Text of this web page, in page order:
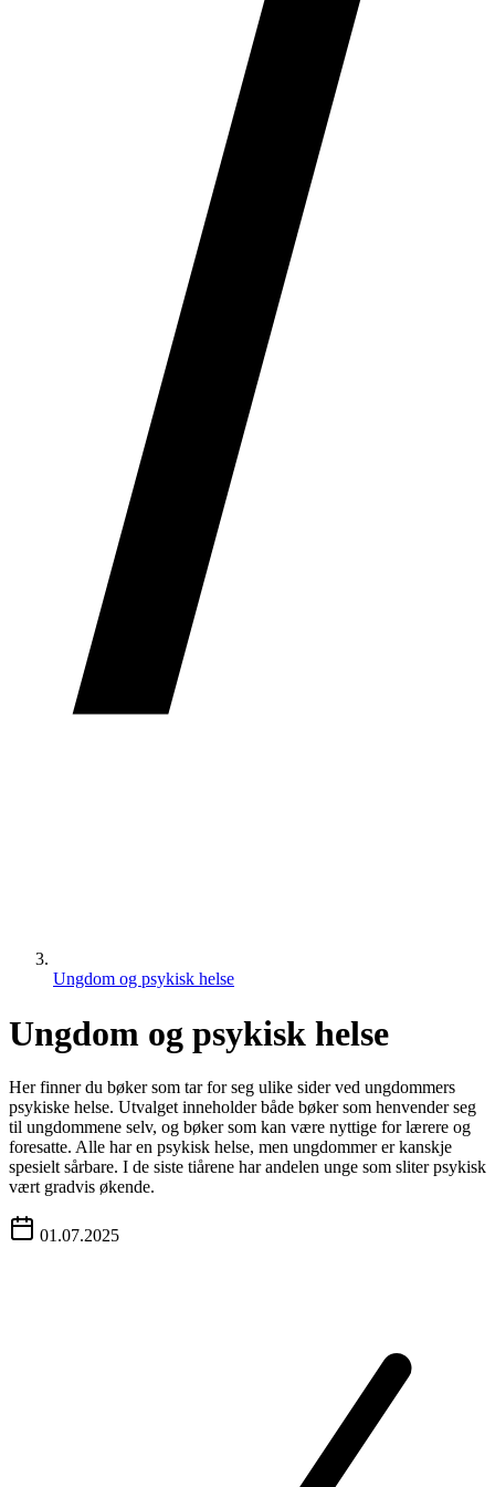
Ungdom og psykisk helse
Ungdom og psykisk helse
Her finner du bøker som tar for seg ulike sider ved ungdommers
psykiske helse. Utvalget inneholder både bøker som henvender seg
til ungdommene selv, og bøker som kan være nyttige for lærere og
foresatte. Alle har en psykisk helse, men ungdommer er kanskje
spesielt sårbare. I de siste tiårene har andelen unge som sliter psykisk
vært gradvis økende.
01.07.2025